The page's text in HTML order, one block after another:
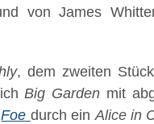
von James
, dem zweiten
Big Garden mit
Foe durch einAlice in